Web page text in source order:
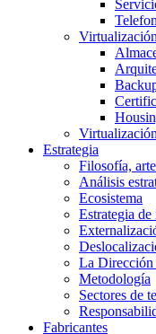
Estrategia
Filosofía,
Análisis
Ecosistema
Estrategia
La Dirección
Metodología
Sectores de
Fabricantes